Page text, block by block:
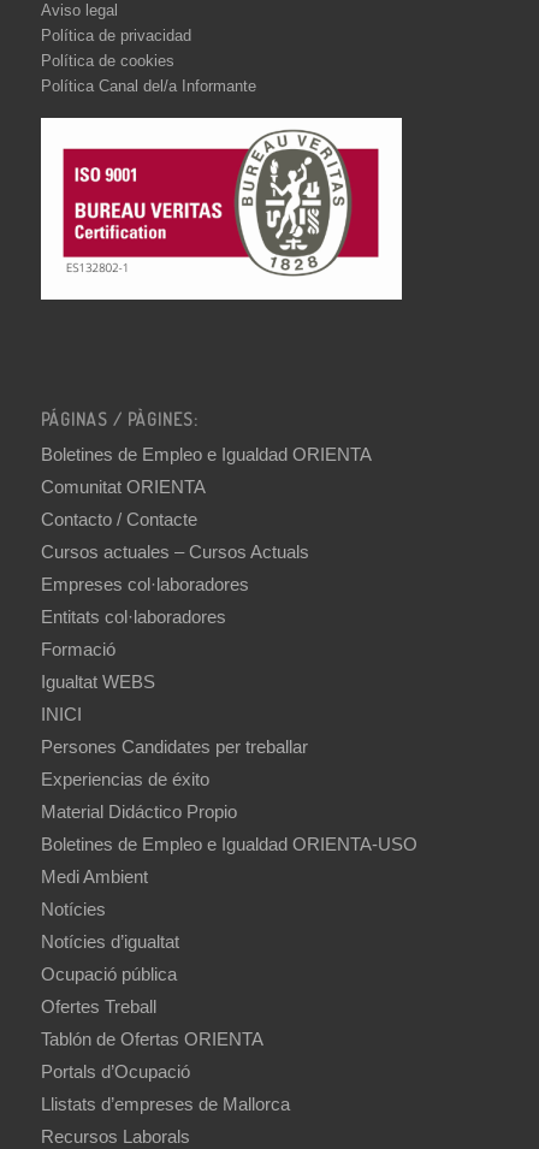
Aviso legal
Política de privacidad
Política de cookies
Política Canal del/a Informante
PÁGINAS / PÀGINES:
Boletines de Empleo e Igualdad ORIENTA
Comunitat ORIENTA
Contacto / Contacte
Cursos actuales – Cursos Actuals
Empreses col·laboradores
Entitats col·laboradores
Formació
Igualtat WEBS
INICI
Persones Candidates per treballar
Experiencias de éxito
Material Didáctico Propio
Boletines de Empleo e Igualdad ORIENTA-USO
Medi Ambient
Notícies
Notícies d’igualtat
Ocupació pública
Ofertes Treball
Tablón de Ofertas ORIENTA
Portals d’Ocupació
Llistats d’empreses de Mallorca
Recursos Laborals